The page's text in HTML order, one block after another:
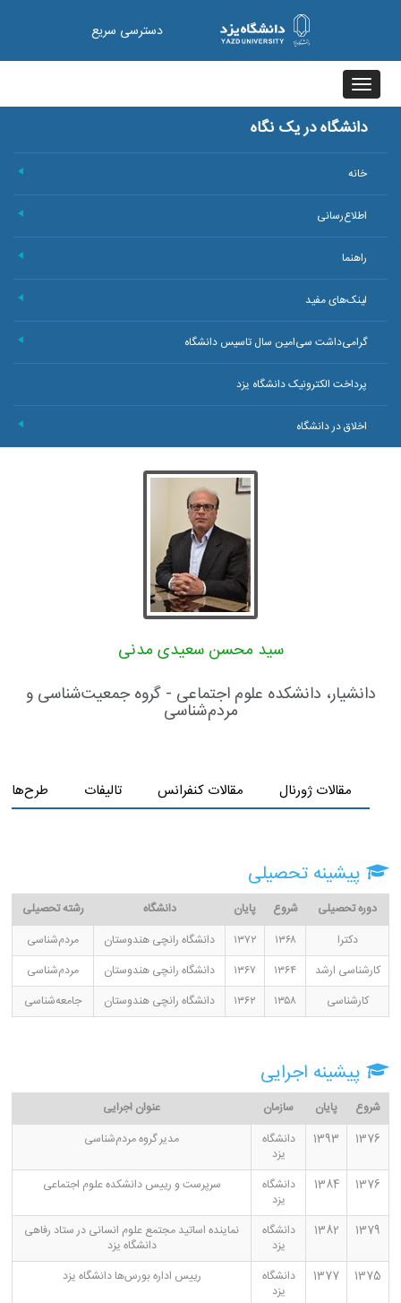
دسترسی سریع
Toggle
navigation
دانشگاه در یک نگاه
خانه
اطلاع‌رسانی
راهنما
لینک‌های مفید
گرامی‌داشت سی‌امین سال تاسیس دانشگاه
پرداخت الکترونیک دانشگاه یزد
اخلاق در دانشگاه
سید محسن سعیدی مدنی
دانشیار، دانشکده علوم اجتماعی - گروه جمعیت‌شناسی و
مردم‌شناسی
مقالات ژورنال مقالات کنفرانس تالیفات
پیشینه تحصیلی
دوره تحصیلی شروع پایان دانشگاه
رشته تحصیلی
دکترا
۱۳۶۸ ۱۳۷۲ دانشگاه رانچی هندوستان
مردم‌شناسی
کارشناسی ارشد
۱۳۶۴ ۱۳۶۷ دانشگاه رانچی هندوستان
مردم‌شناسی
کارشناسی
۱۳۵۸ ۱۳۶۲ دانشگاه رانچی هندوستان جامعه‌شناسی
پیشینه اجرایی
شروع پایان سازمان
عنوان اجرایی
1376
1393
دانشگاه
یزد
مدیر گروه مردم‌شناسی
1376
1384
دانشگاه
یزد
سرپرست و رییس دانشکده علوم اجتماعی
1379
1382
دانشگاه
یزد
نماینده اساتید مجتمع علوم انسانی در ستاد رفاهی
دانشگاه یزد
1375
1377
دانشگاه
یزد
رییس اداره بورس‌ها دانشگاه یزد